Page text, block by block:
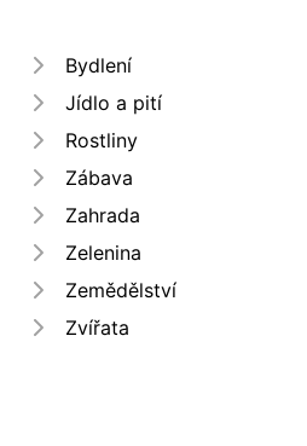
Bydlení
Jídlo a pití
Rostliny
Zábava
Zahrada
Zelenina
Zemědělství
Zvířata